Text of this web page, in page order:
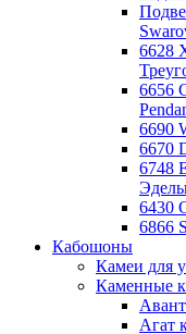
6628
6656
6690
6670
6748
6430
6866
Кабошоны
Камеи для
Каменные
Агат